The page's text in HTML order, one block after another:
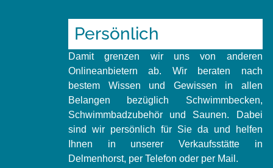
Persönlich
Damit grenzen wir uns von anderen
Onlineanbietern ab. Wir beraten nach
bestem Wissen und Gewissen in allen
Belangen bezüglich Schwimmbecken,
Schwimmbadzubehör und Saunen. Dabei
sind wir persönlich für Sie da und helfen
Ihnen in unserer Verkaufsstätte in
Delmenhorst, per Telefon oder per Mail.